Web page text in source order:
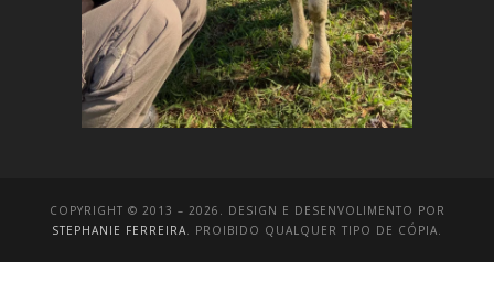
COPYRIGHT © 2013 – 2026. DESIGN E DESENVOLIMENTO POR
STEPHANIE FERREIRA. PROIBIDO QUALQUER TIPO DE CÓPIA.